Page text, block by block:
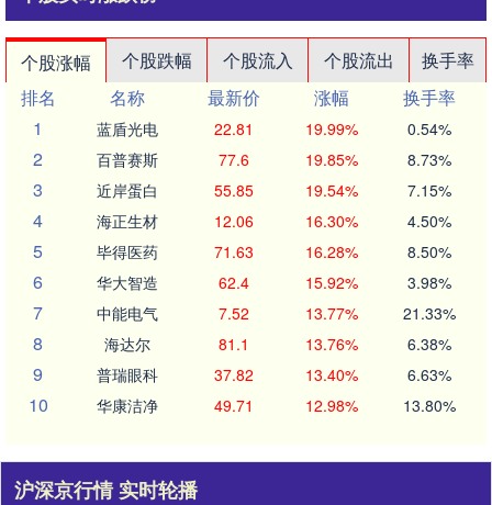
个股涨幅 个股跌幅 个股流入 个股流出
换手率
排名
名称 最新价 涨幅
换手率
1
蓝盾光电 22.81 19.99% 0.54%
2 百普赛斯 77.6 19.85% 8.73%
3 近岸蛋白 55.85 19.54% 7.15%
4 海正生材 12.06 16.30% 4.50%
5 毕得医药 71.63 16.28% 8.50%
6 华大智造 62.4 15.92% 3.98%
7 中能电气 7.52 13.77% 21.33%
8 海达尔 81.1 13.76% 6.38%
9 普瑞眼科 37.82 13.40% 6.63%
10 华康洁净 49.71 12.98% 13.80%
沪深京行情 实时轮播